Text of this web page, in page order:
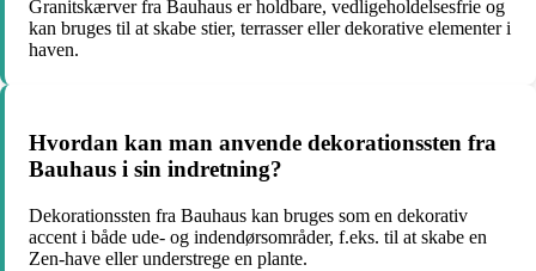
Granitskærver fra Bauhaus er holdbare, vedligeholdelsesfrie og
kan bruges til at skabe stier, terrasser eller dekorative elementer i
haven.
Hvordan kan man anvende dekorationssten fra
Bauhaus i sin indretning?
Dekorationssten fra Bauhaus kan bruges som en dekorativ
accent i både ude- og indendørsområder, f.eks. til at skabe en
Zen-have eller understrege en plante.